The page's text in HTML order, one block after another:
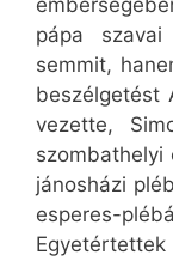
pápa
semmit,
beszélgetést
vezette,
szombathelyi
jánosházi
esperes-